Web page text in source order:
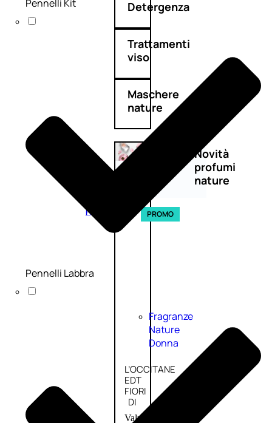
Detergenza
Trattamenti
viso
Maschere
nature
Novità
profumi
nature
Esaurito PROMO
Fragranze
Nature
Donna
L’OCCITANE
EDT
FIORI
DI
Valutato
Pennelli Kit
Pennelli Labbra